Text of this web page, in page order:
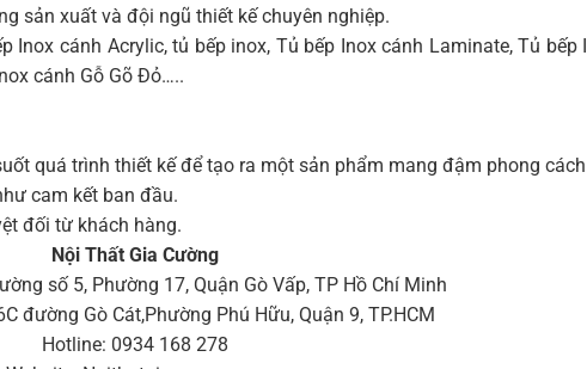
sản xuất và đội ngũ thiết kế chuyên nghiệp.
cánh Acrylic, tủ bếp inox, Tủ bếp Inox cánh Laminate, Tủ bếp
cánh Gỗ Gõ Đỏ…..
quá trình thiết kế để tạo ra một sản phẩm mang đậm phong
cam kết ban đầu.
đối từ khách hàng.
Nội Thất Gia Cường
số 5, Phường 17, Quận Gò Vấp, TP Hồ Chí Minh
đường Gò Cát,Phường Phú Hữu, Quận 9, TP.HCM
Hotline: 0934 168 278